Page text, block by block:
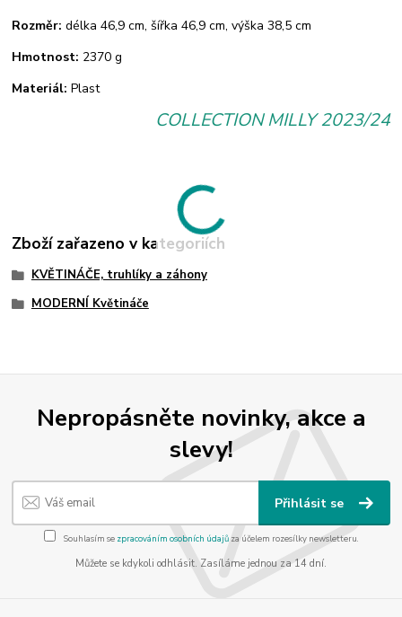
Rozměr: délka 46,9 cm, šířka 46,9 cm, výška 38,5 cm
Hmotnost: 2370 g
Materiál:Plast
COLLECTION MILLY 2023/24
Zboží zařazeno v kategoriích
KVĚTINÁČE, truhlíky a záhony
MODERNÍ Květináče
Nepropásněte novinky, akce a
slevy!
Přihlásit se
Souhlasím se zpracováním osobních údajůza účelem rozesílky newsletteru.
Můžete se kdykoli odhlásit. Zasíláme jednou za 14 dní.